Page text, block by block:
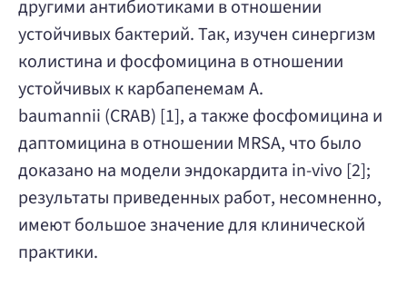
другими антибиотиками в отношении
устойчивых бактерий. Так, изучен синергизм
колистина и фосфомицина в отношении
устойчивых к карбапенемам A.
baumannii (CRAB) [1], а также фосфомицина и
даптомицина в отношении MRSA, что было
доказано на модели эндокардита in-vivo [2];
результаты приведенных работ, несомненно,
имеют большое значение для клинической
практики.